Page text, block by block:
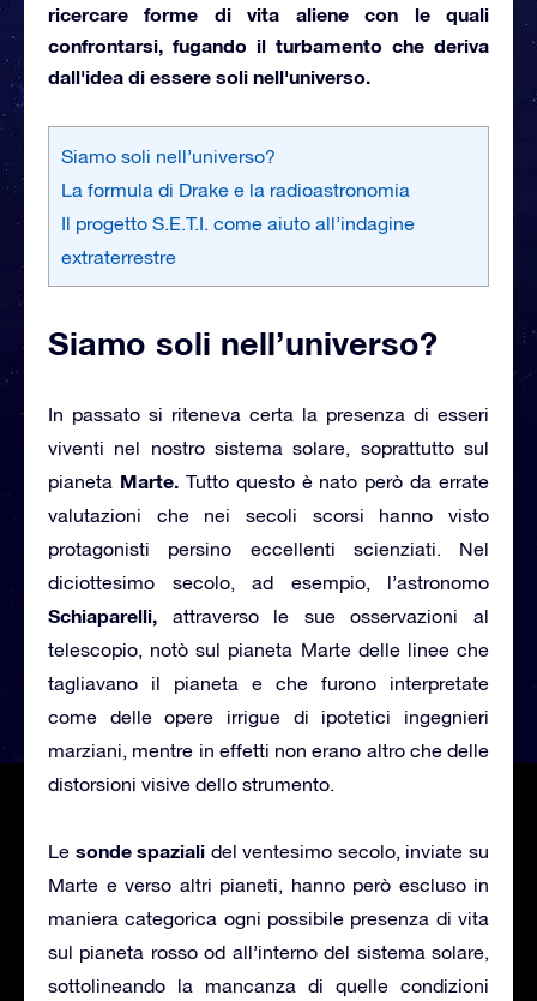
ricercare forme di vita aliene con le quali
confrontarsi, fugando il turbamento che deriva
dall'idea di essere soli nell'universo.
Siamo soli nell’universo?
La formula di Drake e la radioastronomia
Il progetto S.E.T.I. come aiuto all’indagine
extraterrestre
Siamo soli nell’universo?
In passato si riteneva certa la presenza di esseri
viventi nel nostro sistema solare, soprattutto sul
pianeta Marte.Tutto questo è nato però da errate
valutazioni che nei secoli scorsi hanno visto
protagonisti persino eccellenti scienziati. Nel
diciottesimo secolo, ad esempio, l’astronomo
Schiaparelli, attraverso le sue osservazioni al
telescopio, notò sul pianeta Marte delle linee che
tagliavano il pianeta e che furono interpretate
come delle opere irrigue di ipotetici ingegnieri
marziani, mentre in effetti non erano altro che delle
distorsioni visive dello strumento.
Le sonde spaziali del ventesimo secolo, inviate su
Marte e verso altri pianeti, hanno però escluso in
maniera categorica ogni possibile presenza di vita
sul pianeta rosso od all’interno del sistema solare,
sottolineando la mancanza di quelle condizioni